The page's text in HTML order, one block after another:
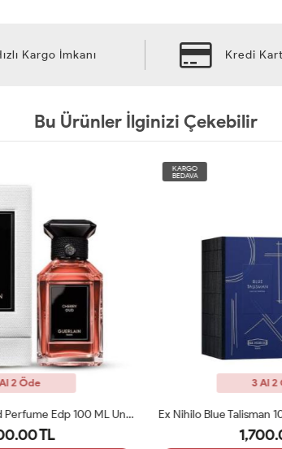
Kargo İmkanı Kredi
Bu Ürünler İlginizi Çekebilir
2 Öde
Guerlain Cherry Oud Perfume Edp 100 ML Unisex Parfüm ARC
TL
KARGO
BEDAVA
3 Al 2